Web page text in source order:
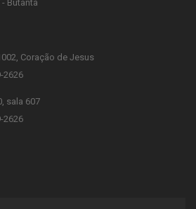
- Butantã
Coração de Jesus
2626
sala 607
2626